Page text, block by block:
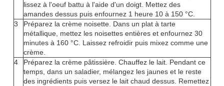
lissez à l'oeuf battu à l'aide d'un doigt. Mettez des
amandes dessus puis enfournez 1 heure 10 à 150 °C.
3
Préparez la crème noisette. Dans un plat à tarte
métallique, mettez les noisettes entières et enfournez 30
minutes à 160 °C. Laissez refroidir puis mixez comme une
crème.
4
Préparez la crème pâtissière. Chauffez le lait. Pendant ce
temps, dans un saladier, mélangez les jaunes et le reste
des ingrédients puis versez le lait chaud dessus. Remettez